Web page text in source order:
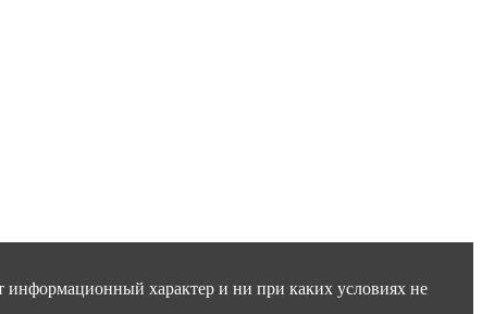
информационный характер и ни при каких условиях не